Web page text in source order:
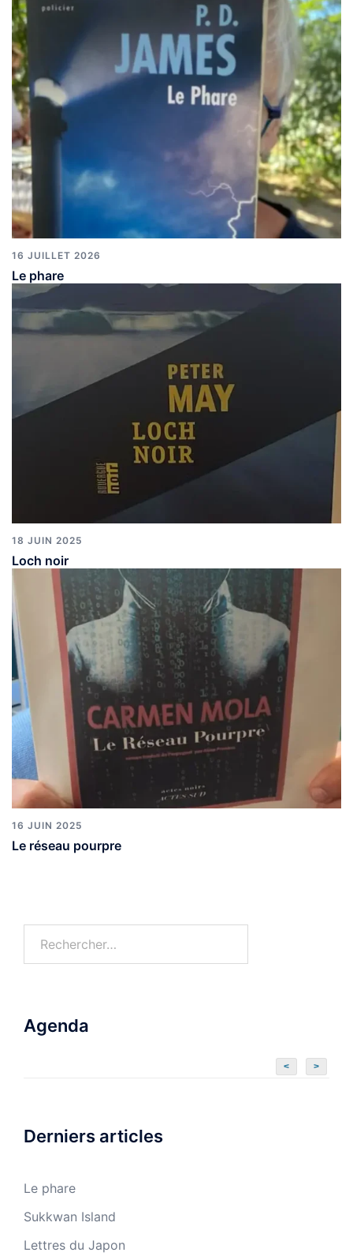
16 JUILLET 2026
Le phare
18 JUIN 2025
Loch noir
16 JUIN 2025
Le réseau pourpre
Agenda
< >
Derniers articles
Le phare
Sukkwan Island
Lettres du Japon